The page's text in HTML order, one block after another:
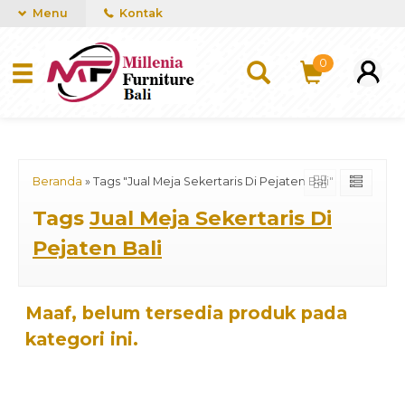
mUCn7CwGawCVTvwq7a99f4AgACOVgZvYEW65FFSDBf0
Menu Kontak
0
Beranda » Tags "Jual Meja Sekertaris Di Pejaten Bali"
Tags Jual Meja Sekertaris Di
Pejaten Bali
Maaf, belum tersedia produk pada
kategori ini.